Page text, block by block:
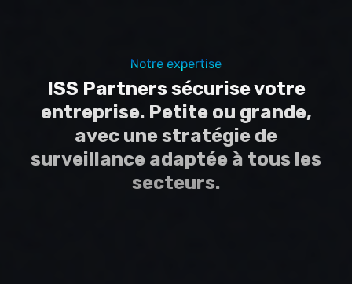
Notre expertise
ISS Partners sécurise votre
entreprise. Petite ou grande,
avec une stratégie de
surveillance adaptée à tous les
secteurs.